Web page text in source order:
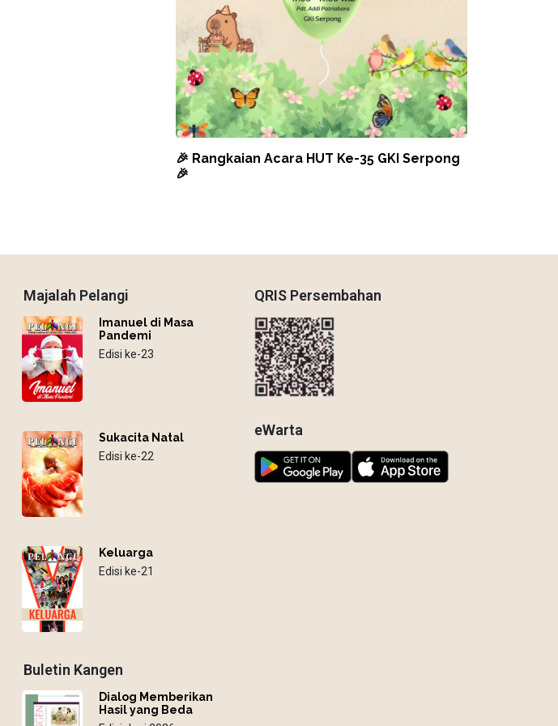
🎉 Rangkaian Acara HUT Ke-35 GKI Serpong
🎉
Majalah Pelangi
Imanuel di Masa
Pandemi
Edisi ke-23
Sukacita Natal
Edisi ke-22
Keluarga
Edisi ke-21
Buletin Kangen
Dialog Memberikan
Hasil yang Beda
QRIS Persembahan
eWarta